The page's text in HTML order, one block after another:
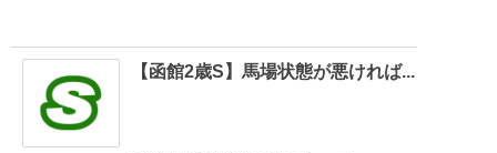
【函館2歳S】馬場状態が悪ければ...